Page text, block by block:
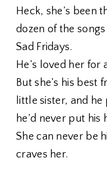
Heck, she’s been
dozen of the
Sad Fridays.
He’s loved her for
But she’s his best
little sister, and he
he’d never put his
She can never be
craves her.